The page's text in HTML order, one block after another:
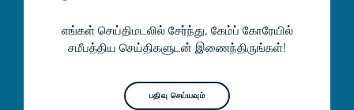
எங்கள் செய்திமடலில் சேர்ந்து, கேம்ப் கோரேயில்
சமீபத்திய செய்திகளுடன் இணைந்திருங்கள்!
பதிவு செய்யவும்